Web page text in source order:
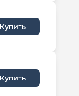
Купить
Купить